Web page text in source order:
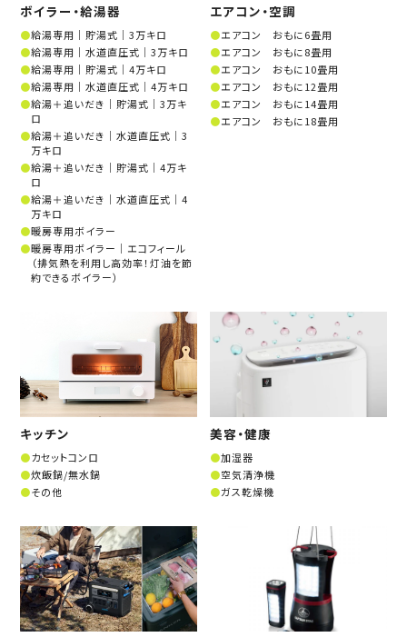
ボイラー・給湯器
給湯専用│貯湯式│3万キロ
給湯専用│水道直圧式│3万キロ
給湯専用│貯湯式│4万キロ
給湯専用│水道直圧式│4万キロ
給湯＋追いだき│貯湯式│3万キ
ロ
給湯＋追いだき│水道直圧式│3
万キロ
給湯＋追いだき│貯湯式│4万キ
ロ
給湯＋追いだき│水道直圧式│4
万キロ
暖房専用ボイラー
暖房専用ボイラー│エコフィール
（排気熱を利用し高効率！灯油を節
約できるボイラー）
エアコン・空調
エアコン おもに6畳用
エアコン おもに8畳用
エアコン おもに10畳用
エアコン おもに12畳用
エアコン おもに14畳用
エアコン おもに18畳用
キッチン
カセットコンロ
炊飯鍋/無水鍋
その他
美容・健康
加湿器
空気清浄機
ガス乾燥機